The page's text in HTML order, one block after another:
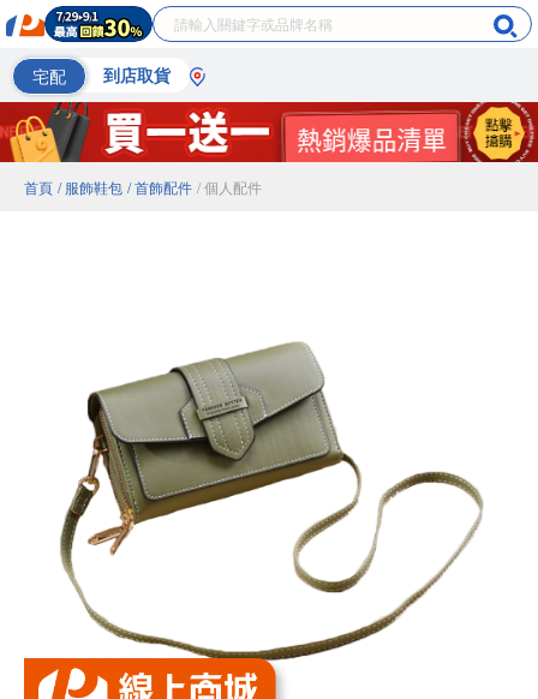
宅配 到店取貨
首頁 / 服飾鞋包 / 首飾配件 / 個人配件